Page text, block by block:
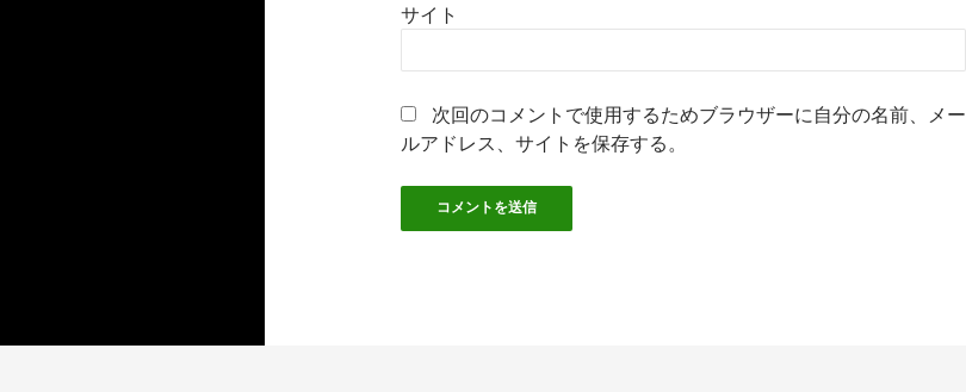
サイト
次回のコメントで使用するためブラウザーに自分の名前、メー
ルアドレス、サイトを保存する。